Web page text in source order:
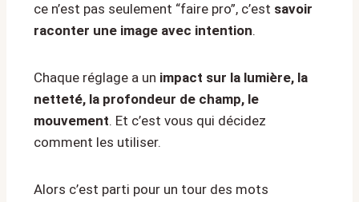
ce n’est pas seulement “faire pro”, c’est savoir
raconter une image avec intention.
Chaque réglage a un impact sur la lumière, la
netteté, la profondeur de champ, le
mouvement. Et c’est vous qui décidez
comment les utiliser.
Alors c’est parti pour un tour des mots